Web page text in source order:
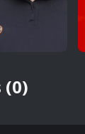
(0)